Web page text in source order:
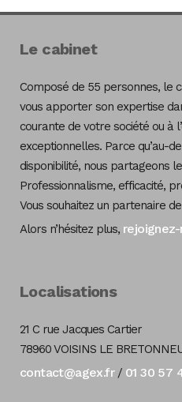
Le cabinet
Composé de 55 personnes, le
vous apporter son expertise
courante de votre société ou à
exceptionnelles. Parce qu’au-
disponibilité, nous partageons
Professionnalisme, efficacité,
Vous souhaitez un partenaire
Alors n’hésitez plus, rejoignez-
Localisations
21 C rue Jacques Cartier
78960 VOISINS LE
contact@agex.fr/ 01 30 57